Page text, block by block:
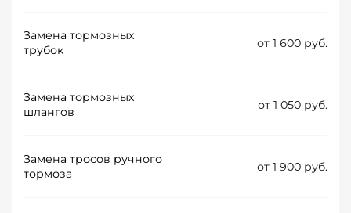
Замена тормозных
трубок
от 1 600 руб.
Замена тормозных
шлангов
от 1 050 руб.
Замена тросов ручного
тормоза
от 1 900 руб.